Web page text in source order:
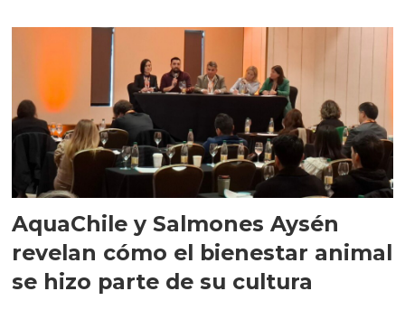
AquaChile y Salmones Aysén
revelan cómo el bienestar animal
se hizo parte de su cultura